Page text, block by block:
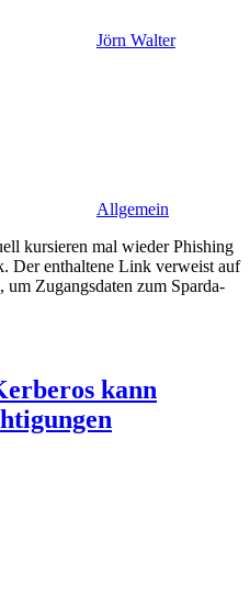
Jörn Walter
Allgemein
kursieren mal wieder Phishing
Der enthaltene Link verweist auf
Zugangsdaten zum Sparda-
kann